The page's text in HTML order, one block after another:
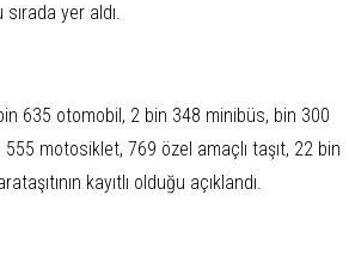
yer aldı.
635 otomobil, 2 bin 348 minibüs, bin 300
motosiklet, 769 özel amaçlı taşıt, 22 bin
kayıtlı olduğu açıklandı.